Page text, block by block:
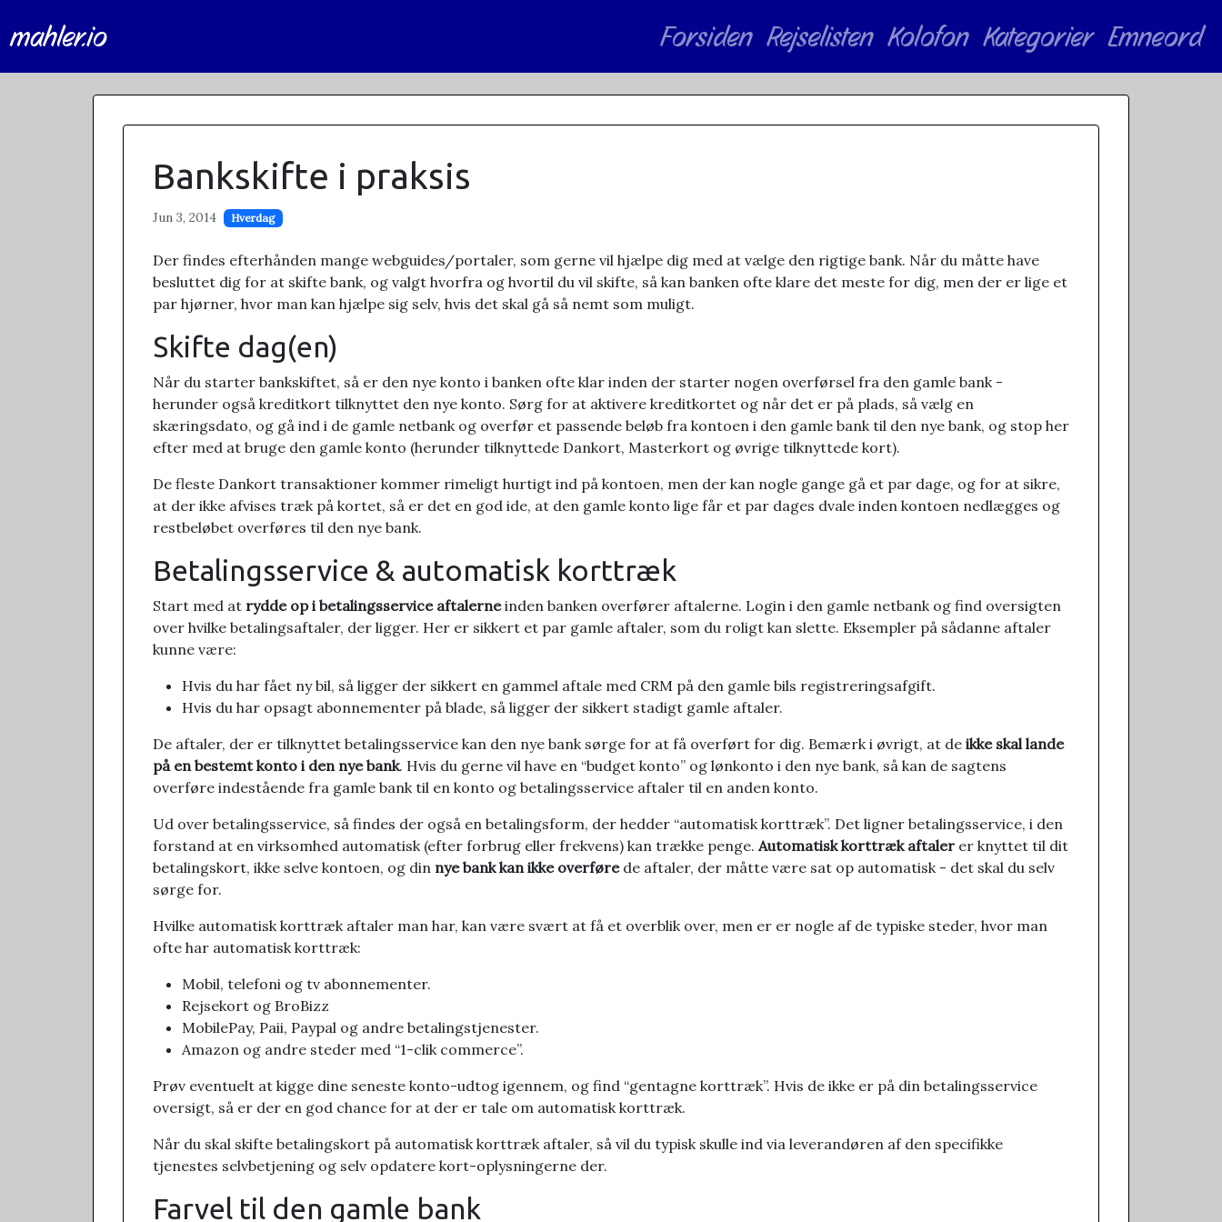
mahler.io Forsiden Rejselisten Kolofon Kategorier Emneord
Bankskifte i praksis
Jun 3, 2014 Hverdag
Der findes efterhånden mange webguides/portaler, som gerne vil hjælpe dig med at vælge den rigtige bank. Når du måtte have
besluttet dig for at skifte bank, og valgt hvorfra og hvortil du vil skifte, så kan banken ofte klare det meste for dig, men der er lige et
par hjørner, hvor man kan hjælpe sig selv, hvis det skal gå så nemt som muligt.
Skifte dag(en)
Når du starter bankskiftet, så er den nye konto i banken ofte klar inden der starter nogen overførsel fra den gamle bank -
herunder også kreditkort tilknyttet den nye konto. Sørg for at aktivere kreditkortet og når det er på plads, så vælg en
skæringsdato, og gå ind i de gamle netbank og overfør et passende beløb fra kontoen i den gamle bank til den nye bank, og stop her
efter med at bruge den gamle konto (herunder tilknyttede Dankort, Masterkort og øvrige tilknyttede kort).
De fleste Dankort transaktioner kommer rimeligt hurtigt ind på kontoen, men der kan nogle gange gå et par dage, og for at sikre,
at der ikke afvises træk på kortet, så er det en god ide, at den gamle konto lige får et par dages dvale inden kontoen nedlægges og
restbeløbet overføres til den nye bank.
Betalingsservice & automatisk korttræk
Start med at rydde op ibetalingsserviceaftalerneinden banken overfører aftalerne. Login i den gamle netbank og find oversigten
over hvilke betalingsaftaler, der ligger. Her er sikkert et par gamle aftaler, som du roligt kan slette. Eksempler på sådanne aftaler
kunne være:
Hvis du har fået ny bil, så ligger der sikkert en gammel aftale med CRM på den gamle bils registreringsafgift.
Hvis du har opsagt abonnementer på blade, så ligger der sikkert stadigt gamle aftaler.
De aftaler, der er tilknyttet betalingsservice kan den nye bank sørge for at få overført for dig. Bemærk i øvrigt, at de ikke skal lande
på en bestemt konto i den nye bank. Hvis du gerne vil have en “budget konto” og lønkonto i den nye bank, så kan de sagtens
overføre indestående fra gamle bank til en konto og betalingsservice aftaler til en anden konto.
Ud over betalingsservice, så findes der også en betalingsform, der hedder “automatisk korttræk”. Det ligner betalingsservice, i den
forstand at en virksomhed automatisk (efter forbrug eller frekvens) kan trække penge. Automatisk korttræk aftaler er knyttet til dit
betalingskort, ikke selve kontoen, og din nye bank kan ikke overførede aftaler, der måtte være sat op automatisk - det skal du selv
sørge for.
Hvilke automatisk korttræk aftaler man har, kan være svært at få et overblik over, men er er nogle af de typiske steder, hvor man
ofte har automatisk korttræk:
Mobil, telefoni og tv abonnementer.
Rejsekort og BroBizz
MobilePay, Paii, Paypal og andre betalingstjenester.
Amazon og andre steder med “1-clik commerce”.
Prøv eventuelt at kigge dine seneste konto-udtog igennem, og find “gentagne korttræk”. Hvis de ikke er på din betalingsservice
oversigt, så er der en god chance for at der er tale om automatisk korttræk.
Når du skal skifte betalingskort på automatisk korttræk aftaler, så vil du typisk skulle ind via leverandøren af den specifikke
tjenestes selvbetjening og selv opdatere kort-oplysningerne der.
Farvel til den gamle bank